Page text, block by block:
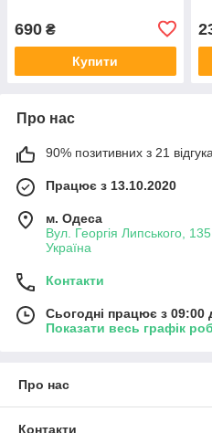
690 ₴
Купити
Про нас
90% позитивних з 21
Працює з 13.10.2020
м. Одеса
Вул. Георгія Липського,
Україна
Контакти
Сьогодні працює з 09:00
Показати весь графік
Про нас
Контакти